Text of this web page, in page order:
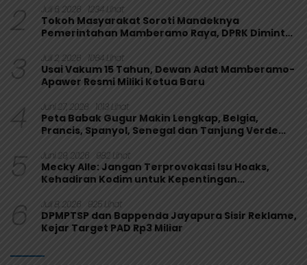
2 Juli 6, 2026 1234 Lihat
Tokoh Masyarakat Soroti Mandeknya
Pemerintahan Mamberamo Raya, DPRK Diminta
3 Juli 2, 2026 1064 Lihat
Usai Vakum 15 Tahun, Dewan Adat Mamberamo-
Apawer Resmi Miliki Ketua Baru
4 Juni 27, 2026 1013 Lihat
Peta Babak Gugur Makin Lengkap, Belgia,
Prancis, Spanyol, Senegal dan Tanjung Verde
5 Juni 29, 2026 982 Lihat
Mecky Alle: Jangan Terprovokasi Isu Hoaks,
Kehadiran Kodim untuk Kepentingan
6 Juli 8, 2026 925 Lihat
DPMPTSP dan Bappenda Jayapura Sisir Reklame,
Kejar Target PAD Rp3 Miliar